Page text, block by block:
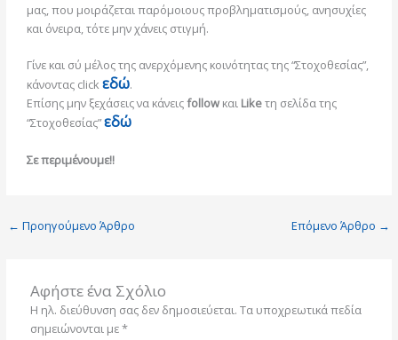
μας, που μοιράζεται παρόμοιους προβληματισμούς, ανησυχίες
και όνειρα, τότε μην χάνεις στιγμή.
Γίνε και σύ μέλος της ανερχόμενης κοινότητας της “Στοχοθεσίας”,
κάνοντας click εδώ.
Επίσης μην ξεχάσεις να κάνειςfollowκαι Likeτη σελίδα της
“Στοχοθεσίας”εδώ
Σε περιμένουμε!!
← Προηγούμενο Άρθρο Επόμενο Άρθρο →
Αφήστε ένα Σχόλιο
Η ηλ. διεύθυνση σας δεν δημοσιεύεται. Τα υποχρεωτικά πεδία
σημειώνονται με*